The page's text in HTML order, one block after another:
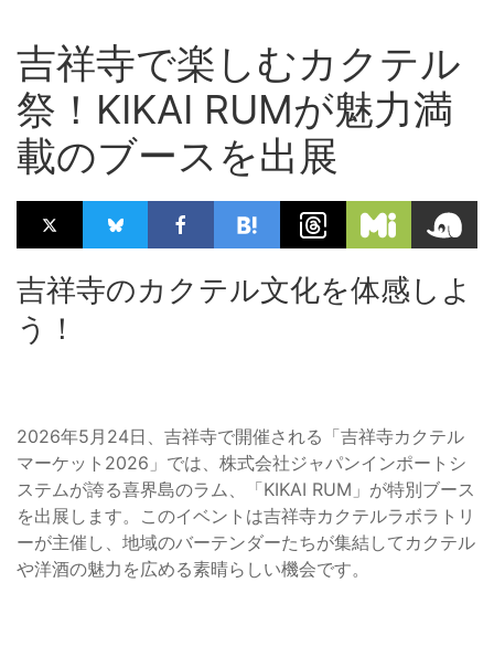
吉祥寺で楽しむカクテル
祭！KIKAI RUMが魅力満
載のブースを出展
吉祥寺のカクテル文化を体感しよ
う！
2026年5月24日、吉祥寺で開催される「吉祥寺カクテル
マーケット2026」では、株式会社ジャパンインポートシ
ステムが誇る喜界島のラム、「KIKAI RUM」が特別ブース
を出展します。このイベントは吉祥寺カクテルラボラトリ
ーが主催し、地域のバーテンダーたちが集結してカクテル
や洋酒の魅力を広める素晴らしい機会です。